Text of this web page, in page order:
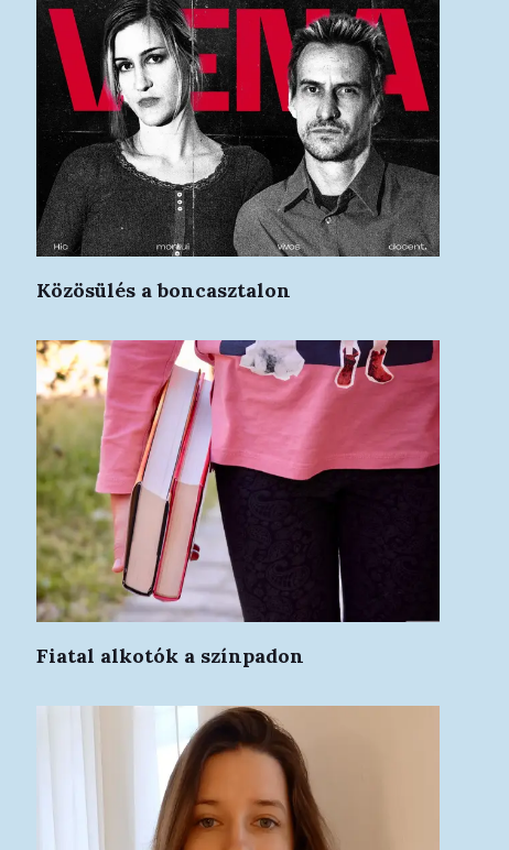
Közösülés a boncasztalon
Fiatal alkotók a színpadon